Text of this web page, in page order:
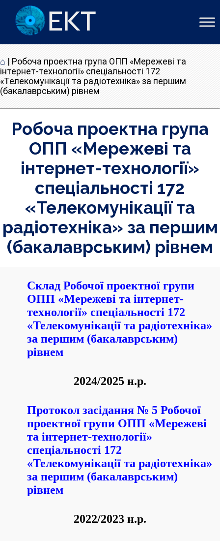
⌂ | Робоча проектна група ОПП «Мережеві та
інтернет-технології» спеціальності 172
«Телекомунікації та радіотехніка» за першим
(бакалаврським) рівнем
Робоча проектна група
ОПП «Мережеві та
інтернет-технології»
спеціальності 172
«Телекомунікації та
радіотехніка» за першим
(бакалаврським) рівнем
Склад Робочої проектної групи
ОПП «Мережеві та інтернет-
технології» спеціальності 172
«Телекомунікації та радіотехніка»
за першим (бакалаврським)
рівнем
2024/2025 н.р.
Протокол засідання № 5 Робочої
проектної групи ОПП «Мережеві
та інтернет-технології»
спеціальності 172
«Телекомунікації та радіотехніка»
за першим (бакалаврським)
рівнем
2022/2023 н.р.